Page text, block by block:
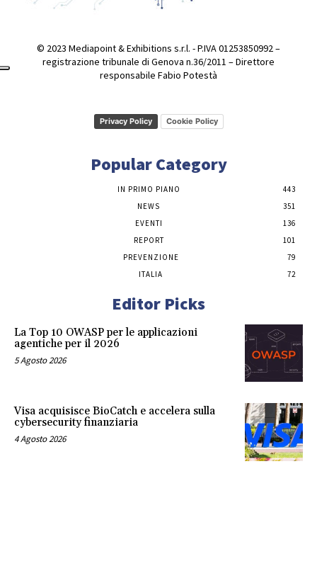
© 2023 Mediapoint & Exhibitions s.r.l. - P.IVA 01253850992 –
registrazione tribunale di Genova n.36/2011 – Direttore
responsabile Fabio Potestà
Privacy Policy Cookie Policy
Popular Category
IN PRIMO PIANO
443
NEWS
351
EVENTI
136
REPORT
101
PREVENZIONE
79
ITALIA
72
Editor Picks
La Top 10 OWASP per le applicazioni
agentiche per il 2026
5 Agosto 2026
Visa acquisisce BioCatch e accelera sulla
cybersecurity finanziaria
4 Agosto 2026